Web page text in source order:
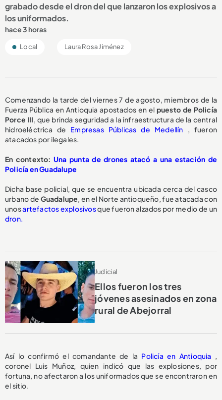
grabado desde el dron del que lanzaron los explosivos a
los uniformados.
hace 3 horas
Local Laura Rosa Jiménez
Comenzando la tarde del viernes 7 de agosto, miembros de la
Fuerza Pública en Antioquia apostados en el puesto de Policía
Porce III, que brinda seguridad a la infraestructura de la central
hidroeléctrica de Empresas Públicas de Medellín , fueron
atacados por ilegales.
En contexto: Una punta de drones atacó a una estación de
Policía en Guadalupe
Dicha base policial, que se encuentra ubicada cerca del casco
urbano de Guadalupe, en el Norte antioqueño, fue atacada con
unosartefactos explosivosque fueron alzados por medio de un
dron.
Judicial
Ellos fueron los tres
jóvenes asesinados en zona
rural de Abejorral
Así lo confirmó el comandante de la Policía en Antioquia ,
coronel Luis Muñoz, quien indicó que las explosiones, por
fortuna, no afectaron a los uniformados que se encontraron en
el sitio.